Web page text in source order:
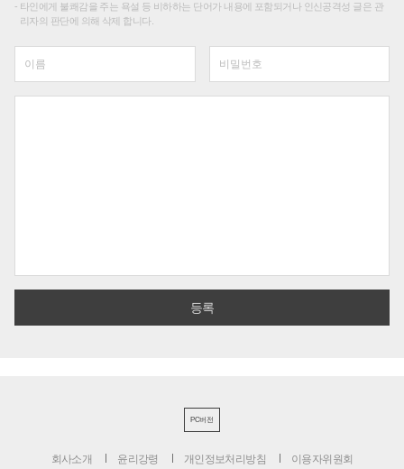
타인에게 불쾌감을 주는 욕설 등 비하하는 단어가 내용에 포함되거나 인신공격성 글은 관
리자의 판단에 의해 삭제 합니다.
PC버전
회사소개 윤리강령 개인정보처리방침 이용자위원회